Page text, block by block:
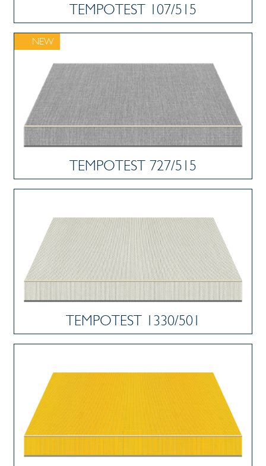
TEMPOTEST 107/515
NEW
TEMPOTEST 727/515
TEMPOTEST 1330/501